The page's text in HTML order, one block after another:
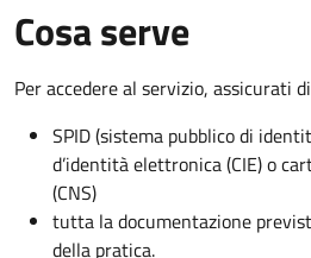
Cosa serve
Per accedere al servizio, assicurati
SPID (sistema pubblico di
d’identità elettronica (CIE) o
(CNS)
tutta la documentazione
della pratica.